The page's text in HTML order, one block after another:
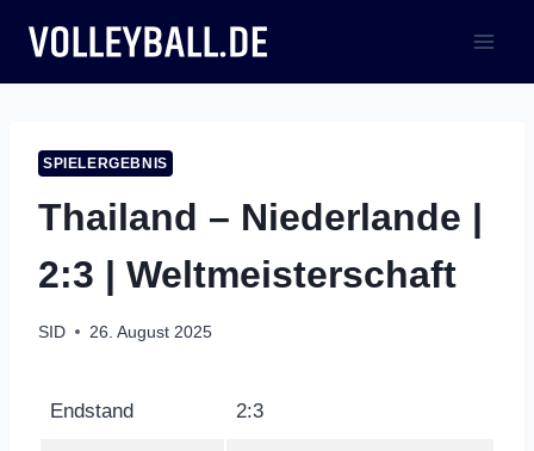
Inhalt
springen
SPIELERGEBNIS
Thailand – Niederlande |
2:3 | Weltmeisterschaft
SID 26. August 2025
Endstand 2:3